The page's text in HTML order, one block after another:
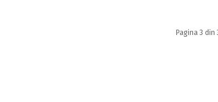
Pagina 3 din